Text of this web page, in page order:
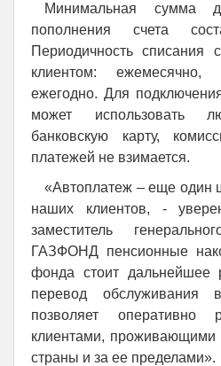
Минимальная сумма
пополнения счета
Периодичность списания
клиентом: ежемесячно,
ежегодно. Для
может использовать
банковскую карту,
платежей не взимается.
«Автоплатеж – еще один
наших клиентов, -
заместитель
ГАЗФОНД пенсионные
фонда стоит дальнейшее
перевод обслуживания
позволяет
клиентами,
страны и за ее пределами».